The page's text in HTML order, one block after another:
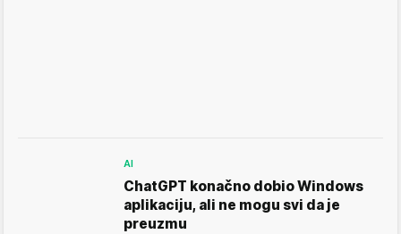
AI
ChatGPT konačno dobio Windows
aplikaciju, ali ne mogu svi da je
preuzmu